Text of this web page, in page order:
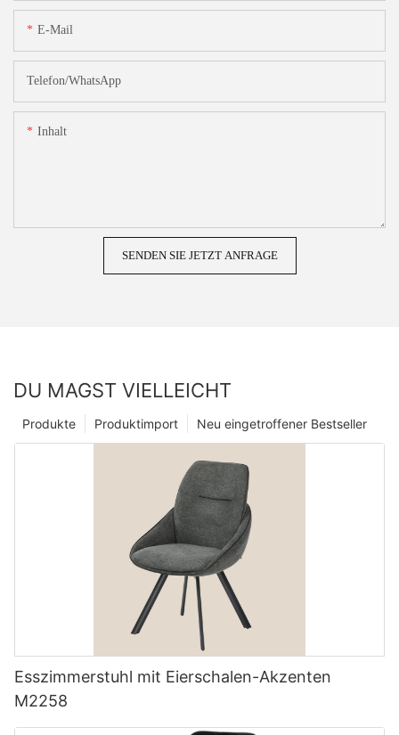
E-Mail
Telefon/WhatsApp
Inhalt
SENDEN SIE JETZT ANFRAGE
DU MAGST VIELLEICHT
Neu eingetroffener Bestseller
Produktimport
Produkte
Esszimmerstuhl mit Eierschalen-Akzenten
M2258